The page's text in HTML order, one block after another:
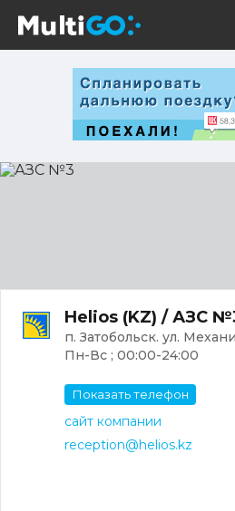
АЗС
Helios (KZ) / АЗС
п. Затобольск. ул.
Пн-Вс ; 00:00-24:00
Показать телефон
сайт компании
reception@helios.kz